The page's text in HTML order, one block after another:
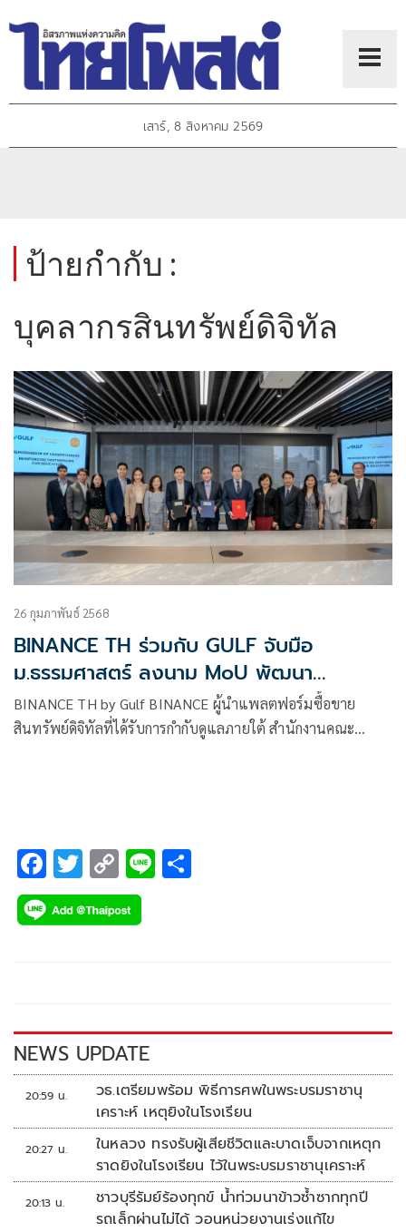
เสาร์, 8 สิงหาคม 2569
ป้ายกำกับ :
บุคลากรสินทรัพย์ดิจิทัล
26 กุมภาพันธ์ 2568
BINANCE TH ร่วมกับ GULF จับมือ
ม.ธรรมศาสตร์ ลงนาม MoU พัฒนา
“บุคลากรสินทรัพย์ดิจิทัล” วางรากฐาน
ประเทศไทยเป็นศูนย์กลาง Digital Asset
BINANCE TH by Gulf BINANCE ผู้นำแพลตฟอร์มซื้อขาย
สินทรัพย์ดิจิทัลที่ได้รับการกำกับดูแลภายใต้ สำนักงานคณะ
F
ac
e
k
T
wi
tt
C
o
p
k
Li
NEWS UPDATE
20:59 น.
วธ.เตรียมพร้อม พิธีการศพในพระบรมราชานุ
เคราะห์ เหตุยิงในโรงเรียน
20:27 น.
ในหลวง ทรงรับผู้เสียชีวิตและบาดเจ็บจากเหตุก
ราดยิงในโรงเรียน ไว้ในพระบรมราชานุเคราะห์
20:13 น.
ชาวบุรีรัมย์ร้องทุกข์ น้ำท่วมนาข้าวซ้ำซากทุกปี
รถเล็กผ่านไม่ได้ วอนหน่วยงานเร่งแก้ไข